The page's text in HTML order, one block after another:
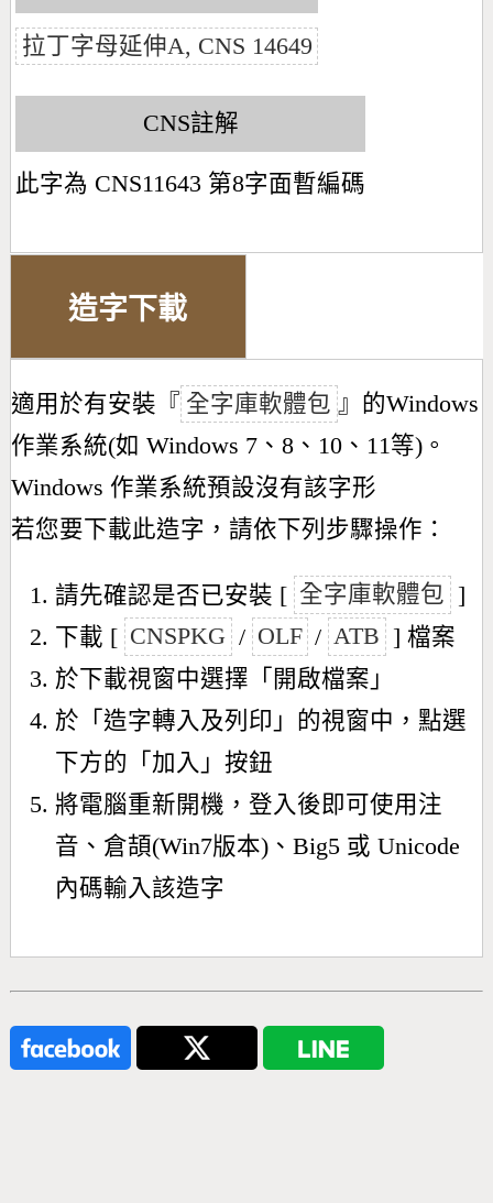
拉丁字母延伸A, CNS 14649
CNS註解
此字為 CNS11643 第8字面暫編碼
造字下載
適用於有安裝『 全字庫軟體包 』的Windows
作業系統(如 Windows 7、8、10、11等)。
Windows 作業系統預設沒有該字形
若您要下載此造字，請依下列步驟操作：
請先確認是否已安裝 [ 全字庫軟體包 ]
下載 [ CNSPKG / OLF / ATB ] 檔案
於下載視窗中選擇「開啟檔案」
於「造字轉入及列印」的視窗中，點選
下方的「加入」按鈕
將電腦重新開機，登入後即可使用注
音、倉頡(Win7版本)、Big5 或 Unicode
內碼輸入該造字